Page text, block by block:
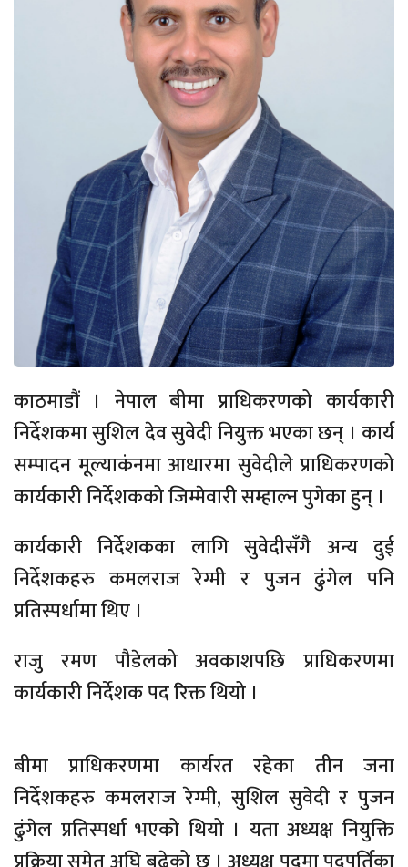
काठमाडौं । नेपाल बीमा प्राधिकरणको कार्यकारी
निर्देशकमा सुशिल देव सुवेदी नियुक्त भएका छन् । कार्य
सम्पादन मूल्याकंनमा आधारमा सुवेदीले प्राधिकरणको
कार्यकारी निर्देशकको जिम्मेवारी सम्हाल्न पुगेका हुन् ।
कार्यकारी निर्देशकका लागि सुवेदीसँगै अन्य दुई
निर्देशकहरु कमलराज रेग्मी र पुजन ढुंगेल पनि
प्रतिस्पर्धामा थिए ।
राजु रमण पौडेलको अवकाशपछि प्राधिकरणमा
कार्यकारी निर्देशक पद रिक्त थियो ।
बीमा प्राधिकरणमा कार्यरत रहेका तीन जना
निर्देशकहरु कमलराज रेग्मी, सुशिल सुवेदी र पुजन
ढुंगेल प्रतिस्पर्धा भएको थियो । यता अध्यक्ष नियुक्ति